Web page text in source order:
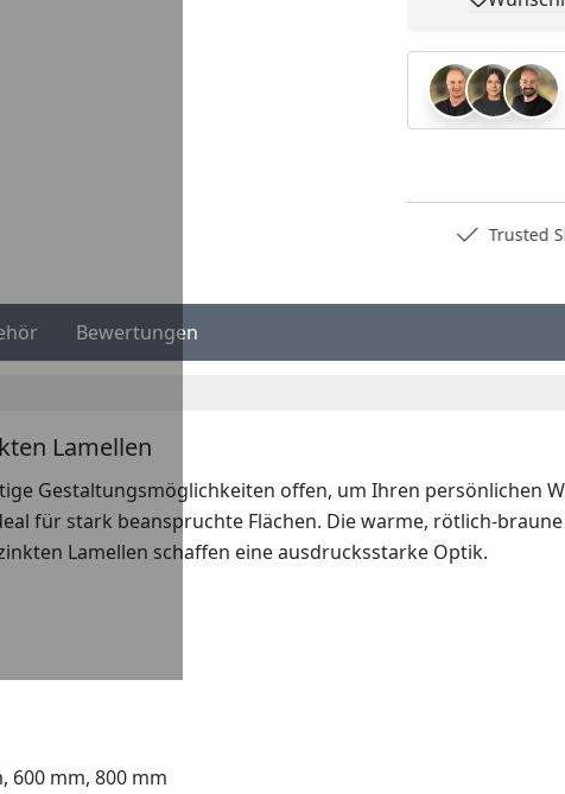
Trusted
Bewertungen
Lamellen
Gestaltungsmöglichkeiten offen, um Ihren persönlichen
für stark beanspruchte Flächen. Die warme, rötlich-
Lamellen schaffen eine ausdrucksstarke Optik.
600 mm, 800 mm